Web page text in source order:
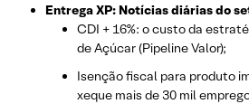
Entrega XP: Notícias diárias do
CDI + 16%: o custo da
de Açúcar (Pipeline Valor);
Isenção fiscal para produto
xeque mais de 30 mil